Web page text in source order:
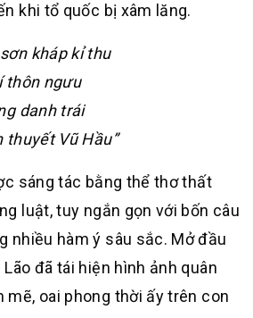
khi tổ quốc bị xâm lăng.
kháp kỉ thu
thôn ngưu
danh trái
thuyết Vũ Hầu”
sáng tác bằng thể thơ thất
luật, tuy ngắn gọn với bốn câu
nhiều hàm ý sâu sắc. Mở đầu
đã tái hiện hình ảnh quân
mẽ, oai phong thời ấy trên con